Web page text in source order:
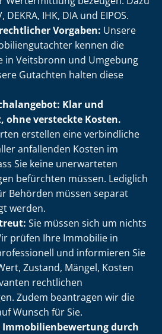
DEKRA, IHK, DIA und EIPOS.
Vorgaben: Unsere
kennen die
in Veitsbronn und Umgebung
Gutachten halten diese
Klar und
ohne versteckte Kosten.
erstellen eine verbindliche
anfallenden Kosten im
Sie keine unerwarteten
befürchten müssen. Lediglich
Behörden müssen separat
werden.
Sie müssen sich um nichts
prüfen Ihre Immobilie in
und informieren Sie
Zustand, Mängel, Kosten
rechtlichen
Zudem beantragen wir die
Wunsch für Sie.
Im­mo­bi­li­en­be­wer­tung durch